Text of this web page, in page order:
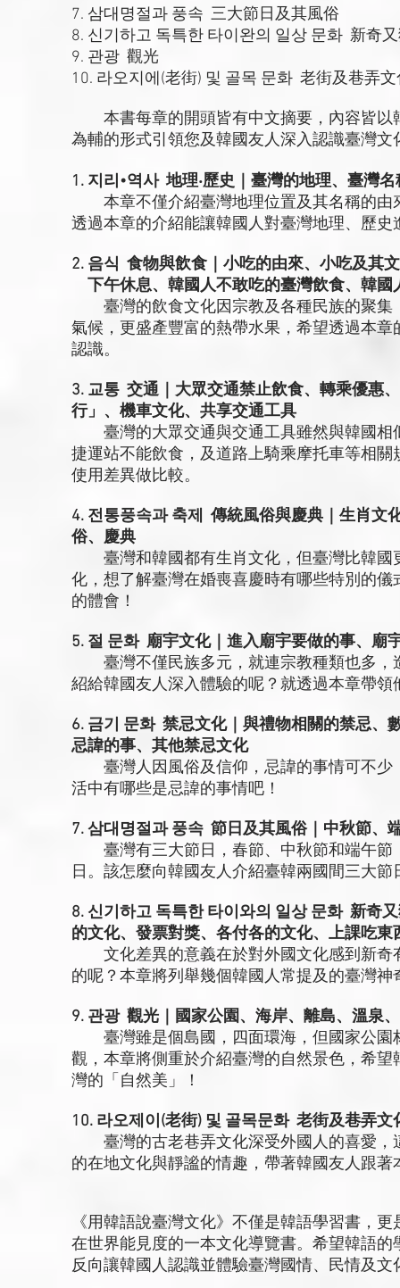
7. 삼대명절과 풍속 三大節日及其風俗
8. 신기하고 독특한 타이완의 일상 문화 新奇
9. 관광 觀光
10. 라오지에(老街) 및 골목 문화 老街及巷弄文
本書每章的開頭皆有中文摘要，內容皆以
為輔的形式引領您及韓國友人深入認識臺灣
1. 지리•역사 地理‧歷史｜臺灣的地理、臺灣
本章不僅介紹臺灣地理位置及其名稱的由
透過本章的介紹能讓韓國人對臺灣地理、歷
2. 음식 食物與飲食｜小吃的由來、小吃及其
下午休息、韓國人不敢吃的臺灣飲食、韓國
臺灣的飲食文化因宗教及各種民族的聚集
氣候，更盛產豐富的熱帶水果，希望透過本
認識。
3. 교통 交通｜大眾交通禁止飲食、轉乘優惠
行」、機車文化、共享交通工具
臺灣的大眾交通與交通工具雖然與韓國相
捷運站不能飲食，及道路上騎乘摩托車等相
使用差異做比較。
4. 전통풍속과 축제 傳統風俗與慶典｜生肖文
俗、慶典
臺灣和韓國都有生肖文化，但臺灣比韓國
化，想了解臺灣在婚喪喜慶時有哪些特別的
的體會！
5. 절 문화 廟宇文化｜進入廟宇要做的事、廟
臺灣不僅民族多元，就連宗教種類也多，
紹給韓國友人深入體驗的呢？就透過本章帶領
6. 금기 문화 禁忌文化｜與禮物相關的禁忌、
忌諱的事、其他禁忌文化
臺灣人因風俗及信仰，忌諱的事情可不少
活中有哪些是忌諱的事情吧！
7. 삼대명절과 풍속 節日及其風俗｜中秋節、
臺灣有三大節日，春節、中秋節和端午節
日。該怎麼向韓國友人介紹臺韓兩國間三大節
8. 신기하고 독특한 타이와의 일상 문화 新奇
的文化、發票對獎、各付各的文化、上課吃
文化差異的意義在於對外國文化感到新奇
的呢？本章將列舉幾個韓國人常提及的臺灣神
9. 관광 觀光｜國家公園、海岸、離島、溫泉
臺灣雖是個島國，四面環海，但國家公園
觀，本章將側重於介紹臺灣的自然景色，希
灣的「自然美」！
10. 라오제이(老街) 및 골목문화 老街及巷弄
臺灣的古老巷弄文化深受外國人的喜愛，
的在地文化與靜謐的情趣，帶著韓國友人跟
《用韓語說臺灣文化》不僅是韓語學習書，
在世界能見度的一本文化導覽書。希望韓語
反向讓韓國人認識並體驗臺灣國情、民情及文